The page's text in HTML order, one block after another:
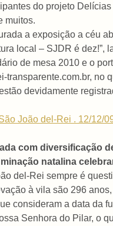
do projeto Delícias
muitos.
a exposição a céu
local – SJDR é dez!”,
de mesa 2010 e o
transparente.com.br, no
devidamente
João del-Rei . 12/12/
com diversificação
natalina
del-Rei sempre é
à vila são 296
consideram a data da
Senhora do Pilar, o